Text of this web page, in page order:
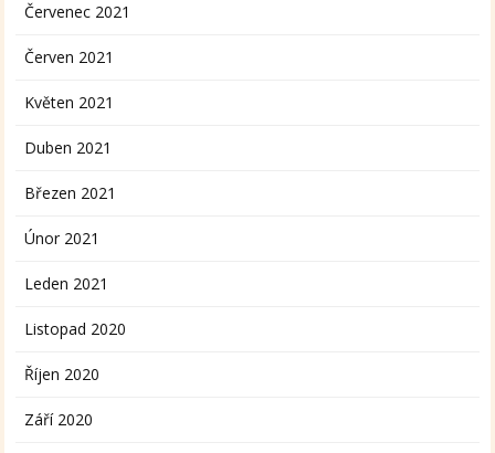
Červenec 2021
Červen 2021
Květen 2021
Duben 2021
Březen 2021
Únor 2021
Leden 2021
Listopad 2020
Říjen 2020
Září 2020